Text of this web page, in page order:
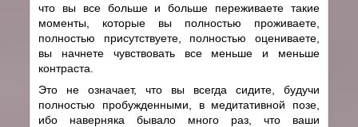
что вы все больше и больше переживаете такие
моменты, которые вы полностью проживаете,
полностью присутствуете, полностью оцениваете,
вы начнете чувствовать все меньше и меньше
контраста.
Это не означает, что вы всегда сидите, будучи
полностью пробужденными, в медитативной позе,
ибо наверняка бывало много раз, что ваши